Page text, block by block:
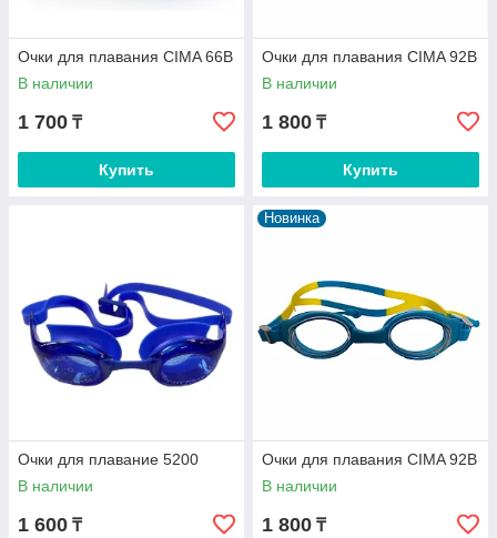
Очки для плавания CIMA 66В
В наличии
1 700 ₸
Купить
Очки для плавания CIMA 92B
В наличии
1 800 ₸
Купить
Очки для плавание 5200
В наличии
1 600 ₸
Новинка
Очки для плавания CIMA 92B
В наличии
1 800 ₸